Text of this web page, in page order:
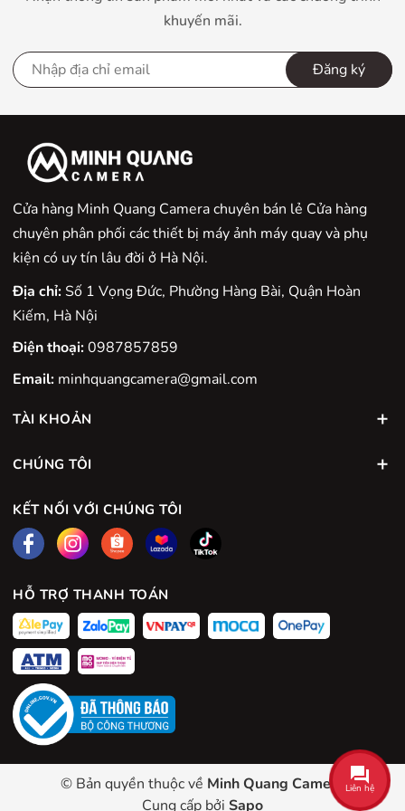
khuyến mãi.
Đăng ký
Cửa hàng Minh Quang Camera chuyên bán lẻ Cửa hàng
chuyên phân phối các thiết bị máy ảnh máy quay và phụ
kiện có uy tín lâu đời ở Hà Nội.
Địa chỉ:Số 1 Vọng Đức, Phường Hàng Bài, Quận Hoàn
Kiếm, Hà Nội
Điện thoại:0987857859
Email: minhquangcamera@gmail.com
TÀI KHOẢN
CHÚNG TÔI
KẾT NỐI VỚI CHÚNG TÔI
HỖ TRỢ THANH TOÁN
© Bản quyền thuộc về Minh Quang Camera
Cung cấp bởi Sapo
Liên hệ